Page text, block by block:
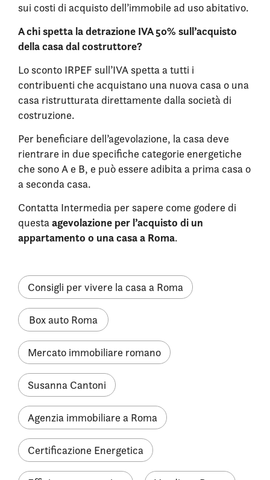
sui costi di acquisto dell’immobile ad uso abitativo.
A chi spetta la detrazione IVA 50% sull’acquisto
della casa dal costruttore?
Lo sconto IRPEF sull’IVA spetta a tutti i
contribuenti che acquistano una nuova casa o una
casa ristrutturata direttamente dalla società di
costruzione.
Per beneficiare dell’agevolazione, la casa deve
rientrare in due specifiche categorie energetiche
che sono A e B, e può essere adibita a prima casa o
a seconda casa.
Contatta Intermedia per sapere come godere di
questaagevolazione per l’acquisto di un
appartamento o una casa a Roma.
Consigli per vivere la casa a Roma
Box auto Roma
Mercato immobiliare romano
Susanna Cantoni
Agenzia immobiliare a Roma
Certificazione Energetica